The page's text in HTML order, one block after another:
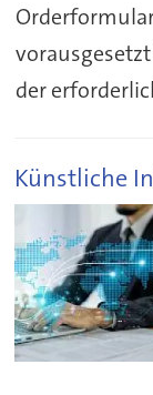
der
Künstliche